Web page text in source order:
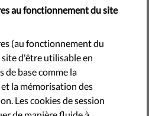
élus démocratiquement)
à qui ils reprochent de
affaires de corruption ou
garder secrètes. Rien
au fonctionnement du site
(au fonctionnement du
d'être utilisable en
de base comme la
la mémorisation des
Les cookies de session